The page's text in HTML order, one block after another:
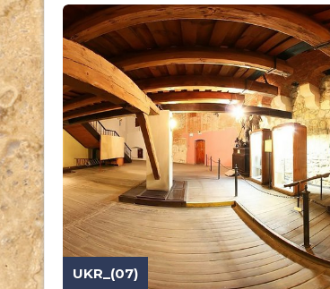
UKR_(07)